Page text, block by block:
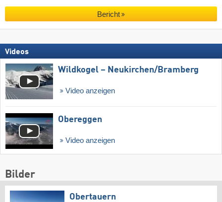
Bericht
Videos
Wildkogel – Neukirchen/​Bramberg
Video anzeigen
Obereggen
Video anzeigen
Bilder
Obertauern